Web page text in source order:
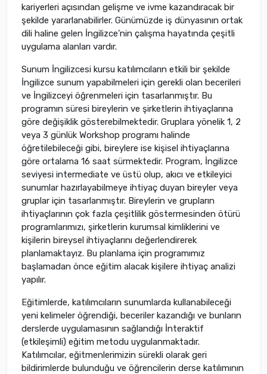
kariyerleri açısından gelişme ve ivme kazandıracak bir
şekilde yararlanabilirler. Günümüzde iş dünyasının ortak
dili haline gelen İngilizce’nin çalışma hayatında çeşitli
uygulama alanları vardır.
Sunum İngilizcesi kursu katılımcıların etkili bir şekilde
İngilizce sunum yapabilmeleri için gerekli olan becerileri
ve İngilizceyi öğrenmeleri için tasarlanmıştır. Bu
programın süresi bireylerin ve şirketlerin ihtiyaçlarına
göre değişiklik gösterebilmektedir. Gruplara yönelik 1, 2
veya 3 günlük Workshop programı halinde
öğretilebileceği gibi, bireylere ise kişisel ihtiyaçlarına
göre ortalama 16 saat sürmektedir. Program, İngilizce
seviyesi intermediate ve üstü olup, akıcı ve etkileyici
sunumlar hazırlayabilmeye ihtiyaç duyan bireyler veya
gruplar için tasarlanmıştır. Bireylerin ve grupların
ihtiyaçlarının çok fazla çeşitlilik göstermesinden ötürü
programlarımızı, şirketlerin kurumsal kimliklerini ve
kişilerin bireysel ihtiyaçlarını değerlendirerek
planlamaktayız. Bu planlama için programımız
başlamadan önce eğitim alacak kişilere ihtiyaç analizi
yapılır.
Eğitimlerde, katılımcıların sunumlarda kullanabileceği
yeni kelimeler öğrendiği, beceriler kazandığı ve bunların
derslerde uygulamasının sağlandığı İnteraktif
(etkileşimli) eğitim metodu uygulanmaktadır.
Katılımcılar, eğitmenlerimizin sürekli olarak geri
bildirimlerde bulunduğu ve öğrencilerin derse katılımının